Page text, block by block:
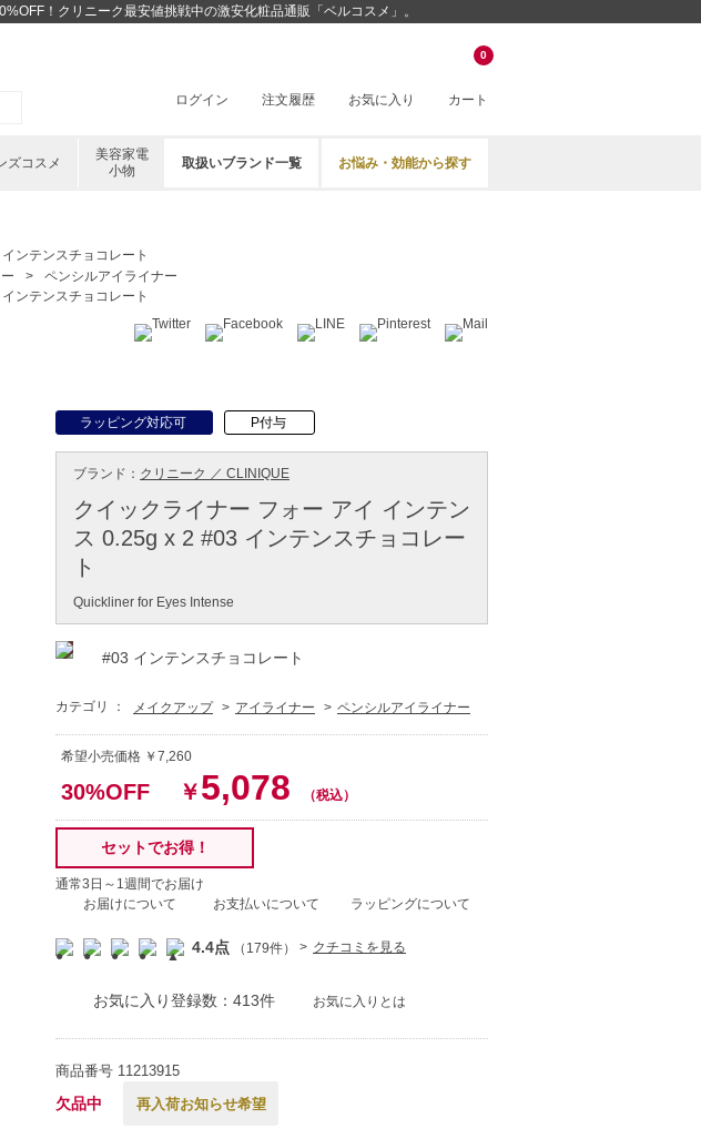
！クリニーク最安値挑戦中の激安化粧品通販「ベルコスメ」。
ログイン 注文履歴 お気に入り カート
0
ズコスメ
美容家電
小物
取扱いブランド一覧 お悩み・効能から探す
ンテンスチョコレート
ペンシルアイライナー
ンテンスチョコレート
ラッピング対応可 P付与
ブランド： クリニーク ／ CLINIQUE
クイックライナー フォー アイ インテン
ス 0.25g x 2 #03 インテンスチョコレー
ト
Quickliner for Eyes Intense
#03 インテンスチョコレート
カテゴリ ： メイクアップ アイライナー ペンシルアイライナー
希望小売価格 ￥7,260
30%OFF ￥5,078 （税込）
セットでお得！
通常3日～1週間でお届け
お届けについて
お支払いについて ラッピングについて
4.4点 （179件） クチコミを見る
お気に入り登録数：413件 お気に入りとは
商品番号 11213915
欠品中 再入荷お知らせ希望